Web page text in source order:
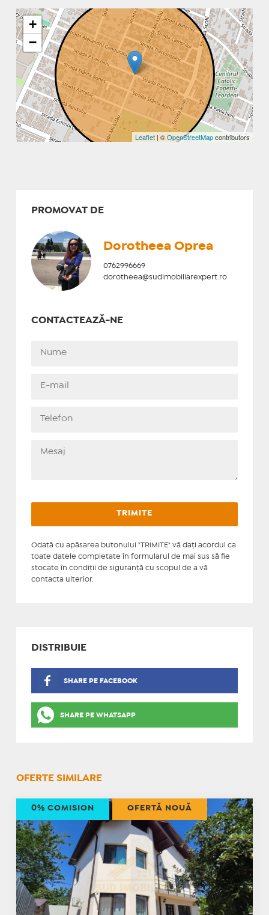
+
−
Leaflet | ©OpenStreetMapcontributors
PROMOVAT DE
Dorotheea Oprea
0762996669
dorotheea@sudimobiliarexpert.ro
CONTACTEAZĂ-NE
Odată cu apăsarea butonului "TRIMITE" vă daţi acordul ca
toate datele completate în formularul de mai sus să fie
stocate în condiţii de siguranţă cu scopul de a vă
contacta ulterior.
DISTRIBUIE
SHARE PE FACEBOOK
SHARE PE WHATSAPP
OFERTE SIMILARE
0% COMISION OFERTĂ NOUĂ